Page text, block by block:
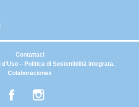
– Politica di Sostenibilità Integrata.
Colaboraciones
Contattaci
Facebook